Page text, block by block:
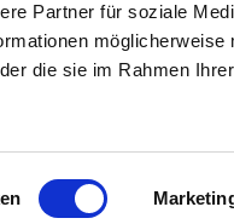
Partner für soziale
möglicherweise
die sie im Rahmen Ihrer